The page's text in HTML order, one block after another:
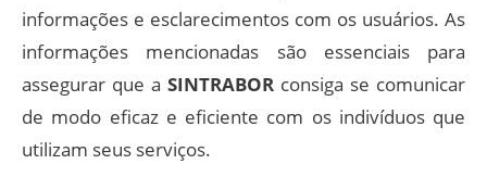
informações e esclarecimentos com os usuários. As
informações mencionadas são essenciais para
assegurar que a SINTRABOR consiga se comunicar
de modo eficaz e eficiente com os indivíduos que
utilizam seus serviços.